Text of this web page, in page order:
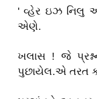
' વ્હેર ઇઝ નિલુ
એણે.
ખલાસ ! જે
પુછાયેલ.એ તરત